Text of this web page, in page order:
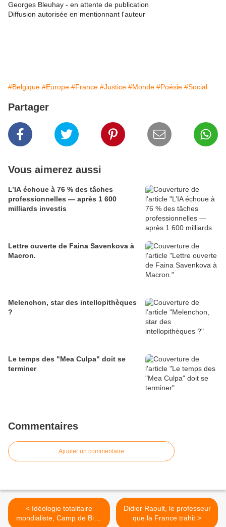
Georges Bleuhay - en attente de publication
Diffusion autorisée en mentionnant l'auteur
#Belgique #Europe #France #Justice #Monde #Poésie #Social
Partager
Vous aimerez aussi
L’IA échoue à 76 % des tâches
professionnelles — après 1 600
milliards investis
Lettre ouverte de Faina Savenkova à
Macron.
Melenchon, star des intellopithèques
?
Le temps des "Mea Culpa" doit se
terminer
Commentaires
Ajouter un commentaire
< Idéologie totalitaire
mondialiste, Camp de Bien
Didier Raoult, le professeur
que la France trahit >